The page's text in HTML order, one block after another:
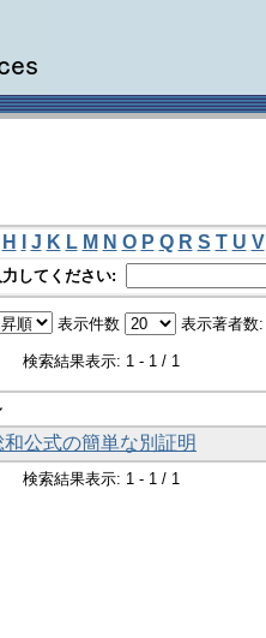
H J K L M N O P Q R S T U V
してください:
表示件数 表示著者数:
検索結果表示: 1 - 1 / 1
公式の簡単な別証明
検索結果表示: 1 - 1 / 1